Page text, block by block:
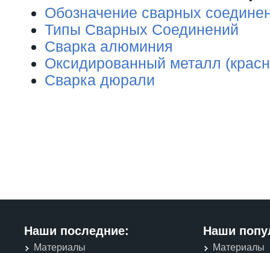
Обозначение сварных
Типы Сварных Соединений
Сварка алюминия
Оксидированный металл
Сварка дюрали
Наши последние:
Материалы
Наши
Материалы